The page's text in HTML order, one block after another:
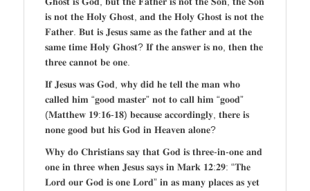
𝐢𝐬 𝐧𝐨𝐭 𝐭𝐡𝐞 𝐇𝐨𝐥𝐲 𝐆𝐡𝐨𝐬𝐭, 𝐚𝐧𝐝 𝐭𝐡𝐞 𝐇𝐨𝐥𝐲 𝐆𝐡𝐨𝐬𝐭 𝐢𝐬 𝐧𝐨𝐭 𝐭𝐡𝐞
𝐅𝐚𝐭𝐡𝐞𝐫. 𝐁𝐮𝐭 𝐢𝐬 𝐉𝐞𝐬𝐮𝐬 𝐬𝐚𝐦𝐞 𝐚𝐬 𝐭𝐡𝐞 𝐟𝐚𝐭𝐡𝐞𝐫 𝐚𝐧𝐝 𝐚𝐭 𝐭𝐡𝐞
𝐬𝐚𝐦𝐞 𝐭𝐢𝐦𝐞 𝐇𝐨𝐥𝐲 𝐆𝐡𝐨𝐬𝐭? 𝐈𝐟 𝐭𝐡𝐞 𝐚𝐧𝐬𝐰𝐞𝐫 𝐢𝐬 𝐧𝐨, 𝐭𝐡𝐞𝐧 𝐭𝐡𝐞
𝐭𝐡𝐫𝐞𝐞 𝐜𝐚𝐧𝐧𝐨𝐭 𝐛𝐞 𝐨𝐧𝐞.
𝐈𝐟 𝐉𝐞𝐬𝐮𝐬 𝐰𝐚𝐬 𝐆𝐨𝐝, 𝐰𝐡𝐲 𝐝𝐢𝐝 𝐡𝐞 𝐭𝐞𝐥𝐥 𝐭𝐡𝐞 𝐦𝐚𝐧 𝐰𝐡𝐨
𝐜𝐚𝐥𝐥𝐞𝐝 𝐡𝐢𝐦 “𝐠𝐨𝐨𝐝 𝐦𝐚𝐬𝐭𝐞𝐫” 𝐧𝐨𝐭 𝐭𝐨 𝐜𝐚𝐥𝐥 𝐡𝐢𝐦 “𝐠𝐨𝐨𝐝”
(𝐌𝐚𝐭𝐭𝐡𝐞𝐰 𝟏𝟗:𝟏𝟔-𝟏𝟖) 𝐛𝐞𝐜𝐚𝐮𝐬𝐞 𝐚𝐜𝐜𝐨𝐫𝐝𝐢𝐧𝐠𝐥𝐲, 𝐭𝐡𝐞𝐫𝐞 𝐢𝐬
𝐧𝐨𝐧𝐞 𝐠𝐨𝐨𝐝 𝐛𝐮𝐭 𝐡𝐢𝐬 𝐆𝐨𝐝 𝐢𝐧 𝐇𝐞𝐚𝐯𝐞𝐧 𝐚𝐥𝐨𝐧𝐞?
𝐖𝐡𝐲 𝐝𝐨 𝐂𝐡𝐫𝐢𝐬𝐭𝐢𝐚𝐧𝐬 𝐬𝐚𝐲 𝐭𝐡𝐚𝐭 𝐆𝐨𝐝 𝐢𝐬 𝐭𝐡𝐫𝐞𝐞-𝐢𝐧-𝐨𝐧𝐞 𝐚𝐧𝐝
𝐨𝐧𝐞 𝐢𝐧 𝐭𝐡𝐫𝐞𝐞 𝐰𝐡𝐞𝐧 𝐉𝐞𝐬𝐮𝐬 𝐬𝐚𝐲𝐬 𝐢𝐧 𝐌𝐚𝐫𝐤 𝟏𝟐:𝟐𝟗: “𝐓𝐡𝐞
𝐋𝐨𝐫𝐝 𝐨𝐮𝐫 𝐆𝐨𝐝 𝐢𝐬 𝐨𝐧𝐞 𝐋𝐨𝐫𝐝” 𝐢𝐧 𝐚𝐬 𝐦𝐚𝐧𝐲 𝐩𝐥𝐚𝐜𝐞𝐬 𝐚𝐬 𝐲𝐞𝐭